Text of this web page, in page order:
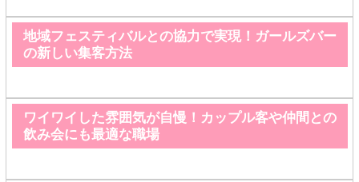
地域フェスティバルとの協力で実現！ガールズバー
の新しい集客方法
ワイワイした雰囲気が自慢！カップル客や仲間との
飲み会にも最適な職場